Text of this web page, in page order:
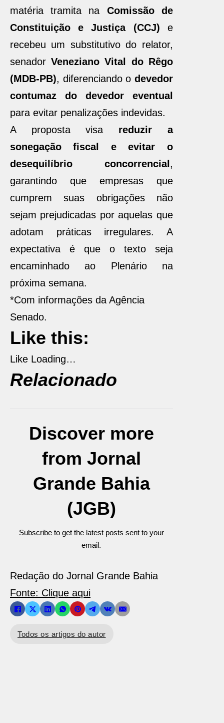
matéria tramita na Comissão de
Constituição e Justiça (CCJ) e
recebeu um substitutivo do relator,
senadorVeneziano Vital do Rêgo
(MDB-PB), diferenciando o devedor
contumaz do devedor eventual
para evitar penalizações indevidas.
A proposta visa reduzir a
sonegação fiscal e evitar o
desequilíbrio concorrencial ,
garantindo que empresas que
cumprem suas obrigações não
sejam prejudicadas por aquelas que
adotam práticas irregulares. A
expectativa é que o texto seja
encaminhado ao Plenário na
próxima semana.
*Com informações da Agência
Senado.
Like this:
Like Loading…
Relacionado
Discover more
from Jornal
Grande Bahia
(JGB)
Subscribe to get the latest posts sent to your
email.
Redação do Jornal Grande Bahia
Fonte: Clique aqui
Todos os artigos do autor